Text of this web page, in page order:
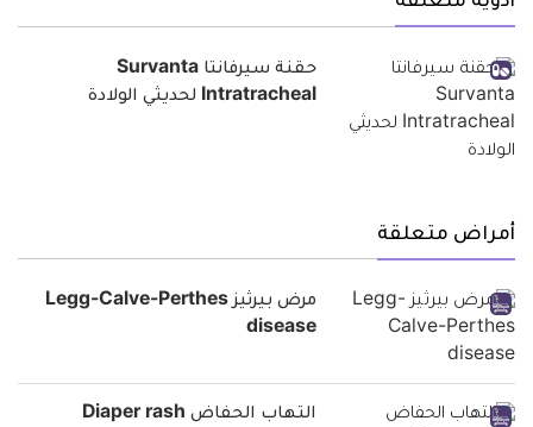
حقنة سيرفانتا Survanta
Intratracheal لحديثي الولادة
أمراض متعلقة
مرض بيرثيز Legg-Calve-Perthes
disease
التهاب الحفاض Diaper rash